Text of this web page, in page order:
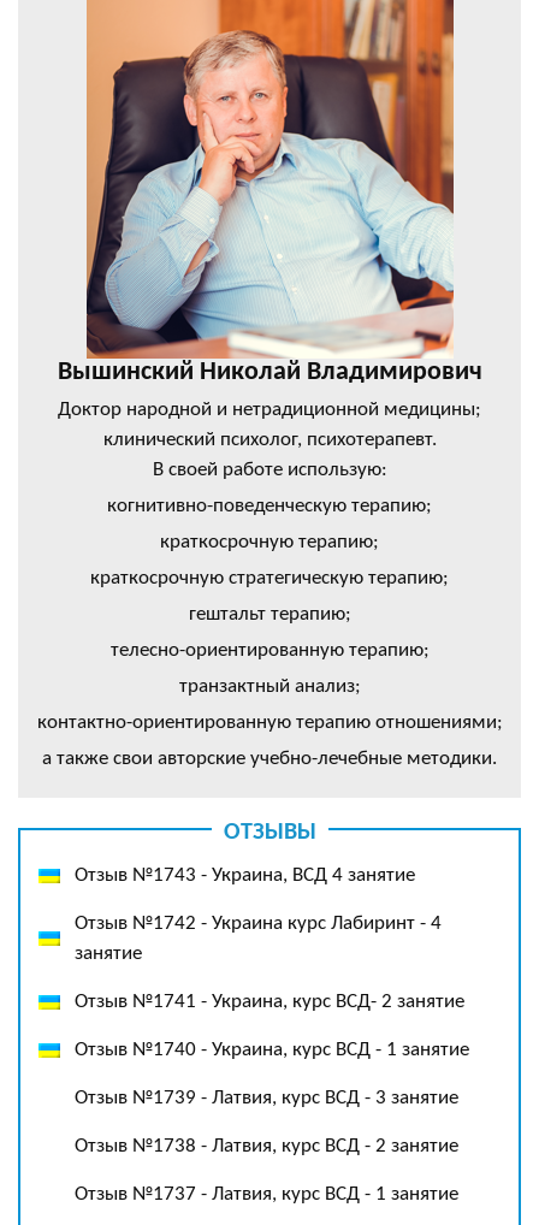
Вышинский Николай Владимирович
Доктор народной и нетрадиционной медицины;
клинический психолог, психотерапевт.
В своей работе использую:
когнитивно-поведенческую терапию;
краткосрочную терапию;
краткосрочную стратегическую терапию;
гештальт терапию;
телесно-ориентированную терапию;
транзактный анализ;
контактно-ориентированную терапию отношениями;
а также свои авторские учебно-лечебные методики.
ОТЗЫВЫ
Отзыв №1743 - Украина, ВСД 4 занятие
Отзыв №1742 - Украина курс Лабиринт - 4
занятие
Отзыв №1741 - Украина, курс ВСД- 2 занятие
Отзыв №1740 - Украина, курс ВСД - 1 занятие
Отзыв №1739 - Латвия, курс ВСД - 3 занятие
Отзыв №1738 - Латвия, курс ВСД - 2 занятие
Отзыв №1737 - Латвия, курс ВСД - 1 занятие